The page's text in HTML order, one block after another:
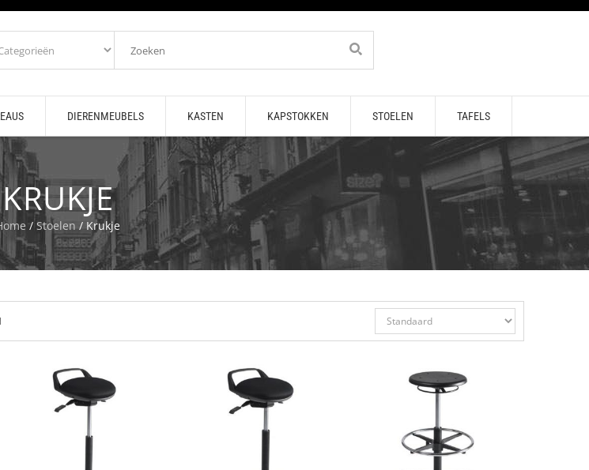
DIERENMEUBELS KASTEN KAPSTOKKEN STOELEN TAFELS
KRUKJE
/ Stoelen / Krukje